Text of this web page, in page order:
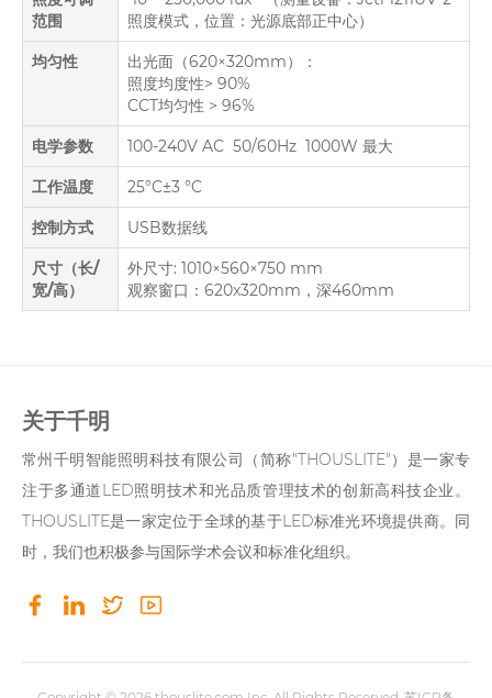
范围
照度模式，位置：光源底部正中心）
均匀性
出光面（620×320mm）：
照度均度性> 90%
CCT均匀性 > 96%
电学参数 100-240V AC 50/60Hz 1000W 最大
工作温度 25°C±3 °C
控制方式 USB数据线
尺寸（长/
宽/高）
外尺寸: 1010×560×750 mm
观察窗口：620x320mm，深460mm
关于千明
常州千明智能照明科技有限公司（简称"THOUSLITE"）是一家专
注于多通道LED照明技术和光品质管理技术的创新高科技企业。
THOUSLITE是一家定位于全球的基于LED标准光环境提供商。同
时，我们也积极参与国际学术会议和标准化组织。